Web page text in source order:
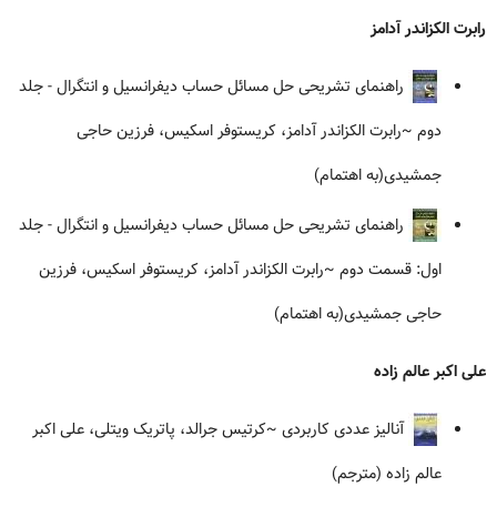
رابرت الکزاندر آدامز
راهنمای تشریحی حل مسائل حساب دیفرانسیل و انتگرال - جلد
دوم ~رابرت الکزاندر آدامز، کریستوفر اسکیس، فرزین حاجی
جمشیدی(به اهتمام)
راهنمای تشریحی حل مسائل حساب دیفرانسیل و انتگرال - جلد
اول: قسمت دوم ~رابرت الکزاندر آدامز، کریستوفر اسکیس، فرزین
حاجی جمشیدی(به اهتمام)
علی اکبر عالم زاده
آنالیز عددی کاربردی ~کرتیس جرالد، پاتریک ویتلی، علی اکبر
عالم زاده (مترجم)